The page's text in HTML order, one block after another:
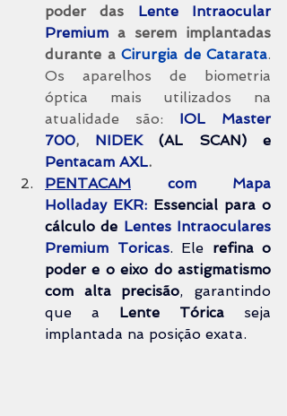
poder das Lente Intraocular
Premium a serem implantadas
durante a Cirurgia de Catarata.
Os aparelhos de biometria
óptica mais utilizados na
atualidade são: IOL Master
700, NIDEK
(AL SCAN) e
Pentacam AXL.
PENTACAM com Mapa
Holladay EKR: Essencial para o
cálculo de Lentes Intraoculares
Premium Toricas. Ele refina o
poder e o eixo do astigmatismo
com alta precisão, garantindo
que a Lente Tórica seja
implantada na posição exata.